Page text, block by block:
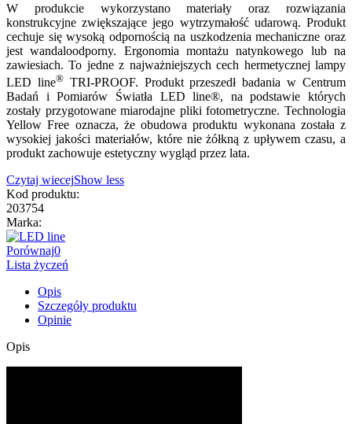
W produkcie wykorzystano materiały oraz rozwiązania
konstrukcyjne zwiększające jego wytrzymałość udarową. Produkt
cechuje się wysoką odpornością na uszkodzenia mechaniczne oraz
jest wandaloodporny. Ergonomia montażu natynkowego lub na
zawiesiach. To jedne z najważniejszych cech hermetycznej lampy
LED line®TRI-PROOF. Produkt przeszedł badania w Centrum
Badań i Pomiarów Światła LED line®, na podstawie których
zostały przygotowane miarodajne pliki fotometryczne. Technologia
Yellow Free oznacza, że obudowa produktu wykonana została z
wysokiej jakości materiałów, które nie żółkną z upływem czasu, a
produkt zachowuje estetyczny wygląd przez lata.
Czytaj wiecejShow less
Kod produktu:
203754
Marka:
Porównaj0
Lista życzeń
Opis
Szczegóły produktu
Opinie
Opis